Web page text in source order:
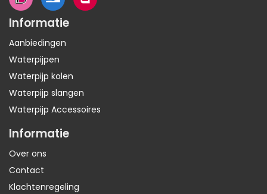
Informatie
Aanbiedingen
Waterpijpen
Waterpijp kolen
Waterpijp slangen
Waterpijp Accessoires
Informatie
Over ons
Contact
Klachtenregeling